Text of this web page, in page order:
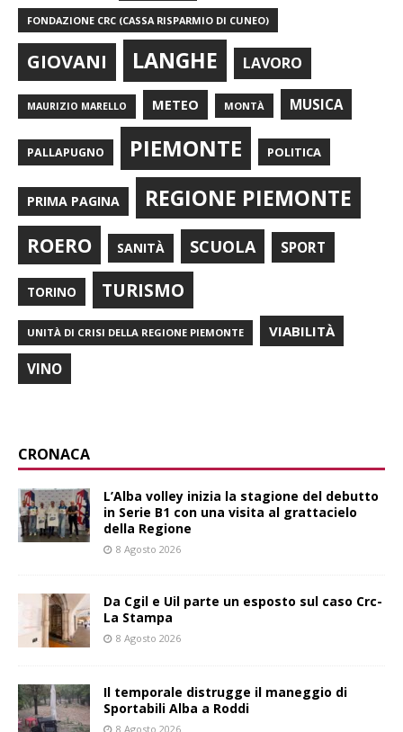
FONDAZIONE CRC (CASSA RISPARMIO DI CUNEO)
GIOVANI LANGHE LAVORO
MAURIZIO MARELLO METEO MONTÀ MUSICA
PALLAPUGNO PIEMONTE POLITICA
PRIMA PAGINA REGIONE PIEMONTE
ROERO SANITÀ SCUOLA SPORT
TORINO TURISMO
UNITÀ DI CRISI DELLA REGIONE PIEMONTE VIABILITÀ
VINO
CRONACA
L’Alba volley inizia la stagione del debutto
in Serie B1 con una visita al grattacielo
della Regione
8 Agosto 2026
Da Cgil e Uil parte un esposto sul caso Crc-
La Stampa
8 Agosto 2026
Il temporale distrugge il maneggio di
Sportabili Alba a Roddi
8 Agosto 2026